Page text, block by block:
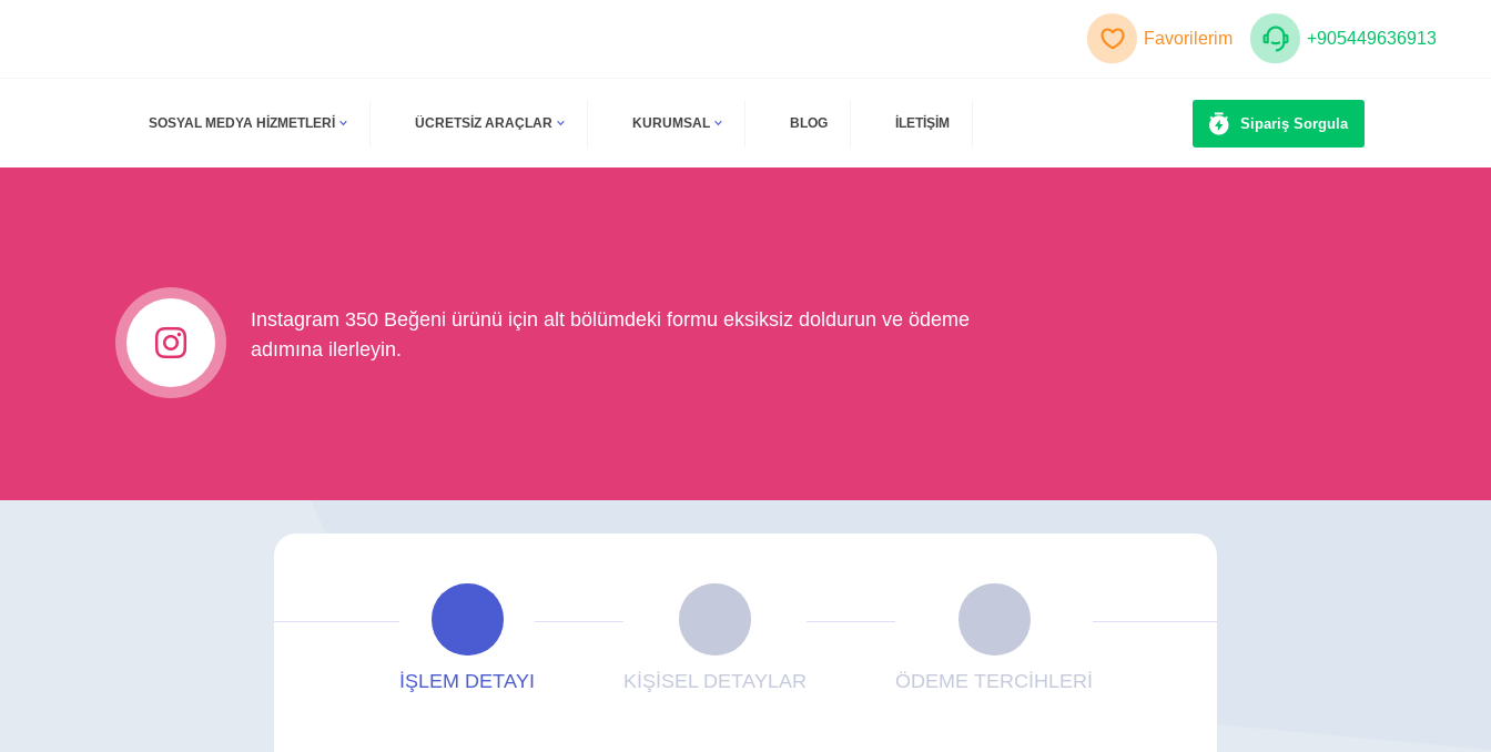
Favorilerim +905449636913
SOSYAL MEDYA HIZMETLERI ÜCRETSIZ ARAÇLAR KURUMSAL BLOG İLETİŞİM Sipariş Sorgula
Instagram 350 Beğeni ürünü için alt bölümdeki formu eksiksiz doldurun ve ödeme
adımına ilerleyin.
İŞLEM DETAYI KİŞİSEL DETAYLAR ÖDEME TERCİHLERİ